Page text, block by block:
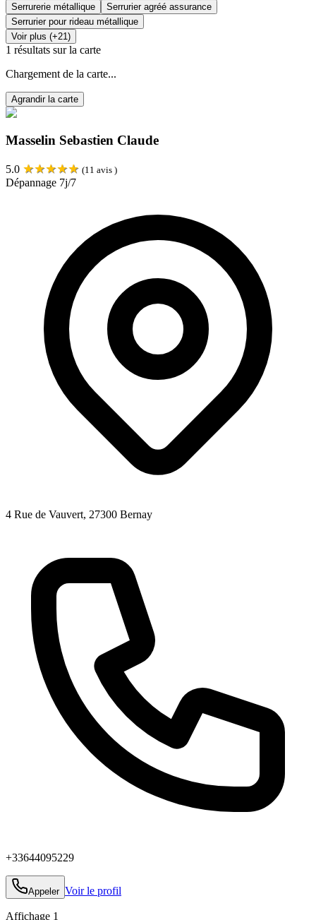
Serrurerie métallique
Serrurier agréé assurance
Serrurier pour rideau métallique
Voir plus (+21)
1 résultats sur la carte
Chargement de la carte...
Agrandir la carte
Masselin Sebastien Claude
5.0 ★★★★★ (11 avis )
Dépannage 7j/7
4 Rue de Vauvert, 27300 Bernay
+33644095229
Appeler Voir le profil
Affichage 1